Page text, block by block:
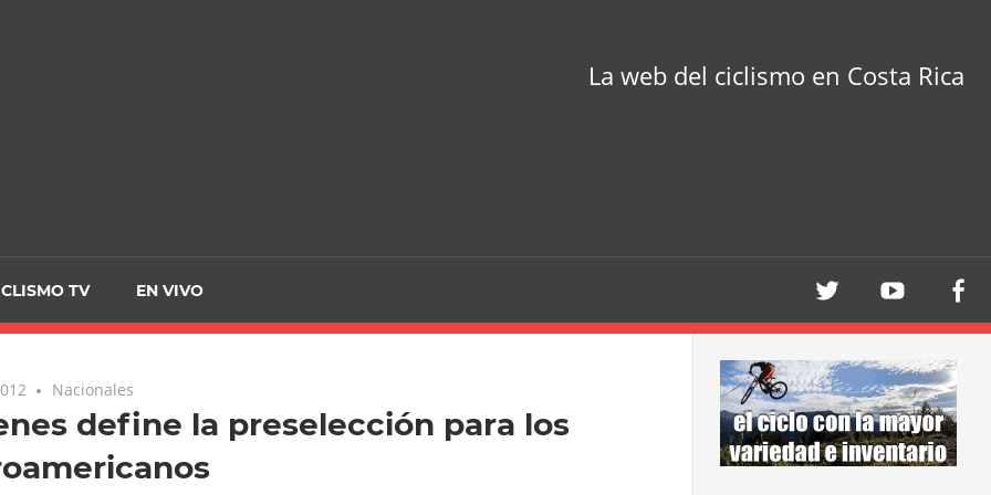
La web del ciclismo en Costa Rica
TV EN VIVO
Nacionales
define la preselección para los